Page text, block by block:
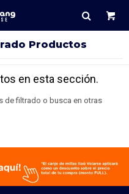
Productos
en esta sección.
de filtrado o busca en otras